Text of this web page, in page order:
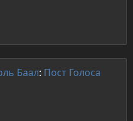
Баал: Пост Голоса